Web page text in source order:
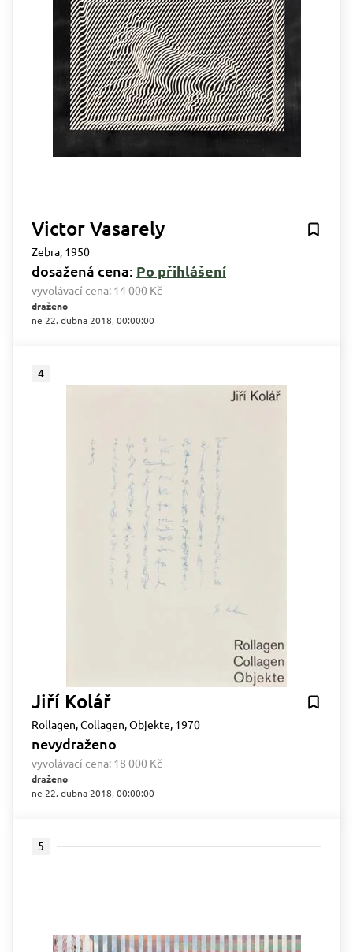
Victor Vasarely
Zebra, 1950
dosažená cena: Po přihlášení
vyvolávací cena: 14 000 Kč
draženo
ne 22. dubna 2018, 00:00:00
4
Jiří Kolář
Rollagen, Collagen, Objekte, 1970
nevydraženo
vyvolávací cena: 18 000 Kč
draženo
ne 22. dubna 2018, 00:00:00
5